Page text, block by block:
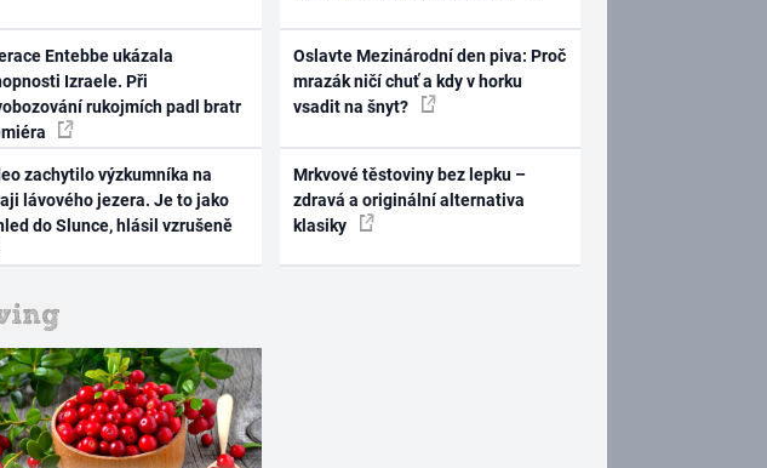
Entebbe ukázala
Izraele. Při
rukojmích padl bratr
zachytilo výzkumníka na
lávového jezera. Je to jako
do Slunce, hlásil vzrušeně
Oslavte Mezinárodní den piva: Proč
mrazák ničí chuť a kdy v horku
vsadit na šnyt?
Mrkvové těstoviny bez lepku –
zdravá a originální alternativa
klasiky